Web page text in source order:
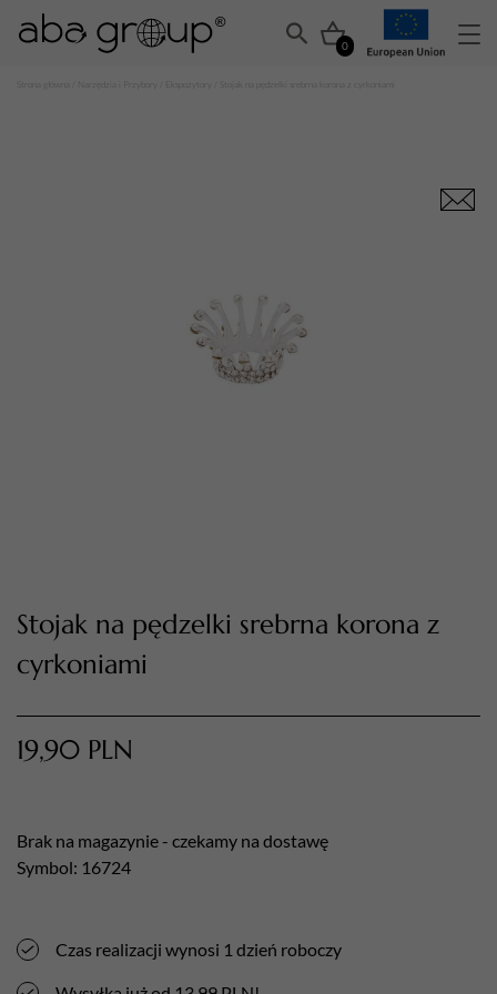
0
Narzędzia i Przybory
Stojak na pędzelki srebrna korona z
cyrkoniami
19,90 PLN
Brak na magazynie - czekamy na dostawę
Symbol: 16724
Czas realizacji wynosi 1 dzień roboczy